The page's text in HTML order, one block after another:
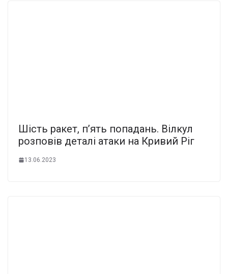
Шість ракет, п’ять попадань. Вілкул
розповів деталі атаки на Кривий Ріг
13.06.2023